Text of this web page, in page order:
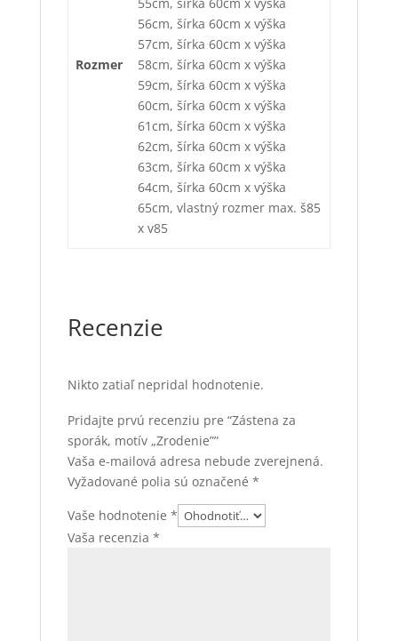
Rozmer
56cm, šírka 60cm x výška
57cm, šírka 60cm x výška
58cm, šírka 60cm x výška
59cm, šírka 60cm x výška
60cm, šírka 60cm x výška
61cm, šírka 60cm x výška
62cm, šírka 60cm x výška
63cm, šírka 60cm x výška
64cm, šírka 60cm x výška
65cm, vlastný rozmer max. š85
x v85
Recenzie
Nikto zatiaľ nepridal hodnotenie.
Pridajte prvú recenziu pre “Zástena za
sporák, motív „Zrodenie””
Vaša e-mailová adresa nebude zverejnená.
Vyžadované polia sú označené *
Vaše hodnotenie *
Vaša recenzia *